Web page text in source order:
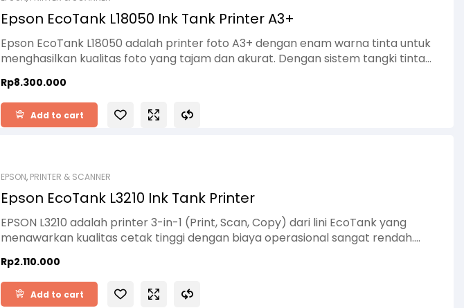
Epson EcoTank L18050 Ink Tank Printer A3+
Epson EcoTank L18050 adalah printer foto A3+ dengan enam warna tinta untuk
menghasilkan kualitas foto yang tajam dan akurat. Dengan sistem tangki tinta
kali isi ulang sehingga sangat hemat biaya operasional. Dukungan konektivitas
Wi-Fi, Wi-Fi Direct, serta aplikasi Epson Smart Panel membuat pengguna bisa
mencetak dengan mudah dari smartphone maupun laptop. Selain kertas foto
Rp8.300.000
Add to cart
EPSON, PRINTER & SCANNER
Epson EcoTank L3210 Ink Tank Printer
EPSON L3210 adalah printer 3-in-1 (Print, Scan, Copy) dari lini EcoTank yang
menawarkan kualitas cetak tinggi dengan biaya operasional sangat rendah.
untuk kebutuhan harian di rumah, UMKM, atau perkantoran kecil. Dengan
resolusi cetak tinggi dan fitur pemindaian yang baik, L3210 memberikan
performa serbaguna tanpa mengorbankan efisiensi.
Rp2.110.000
Add to cart